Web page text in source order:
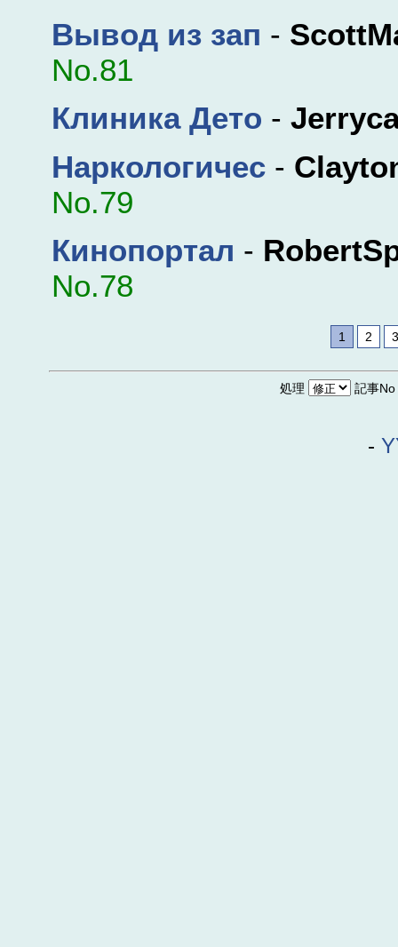
Вывод из зап -
No.81
Клиника Дето -
Наркологичес -
No.79
Кинопортал -
No.78
1 2 3
処理 記事No
-